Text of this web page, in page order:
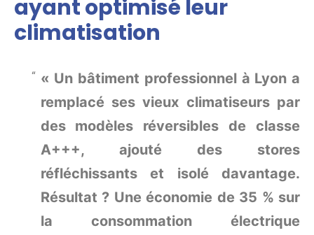
ayant optimisé leur
climatisation
« Un bâtiment professionnel à Lyon a
remplacé ses vieux climatiseurs par
des modèles réversibles de classe
A+++, ajouté des stores
réfléchissants et isolé davantage.
Résultat ? Une économie de 35 % sur
la consommation électrique